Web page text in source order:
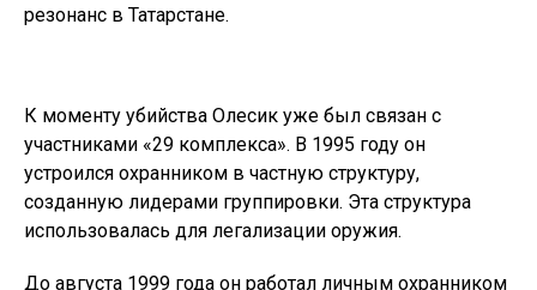
резонанс в Татарстане.
К моменту убийства Олесик уже был связан с
участниками «29 комплекса». В 1995 году он
устроился охранником в частную структуру,
созданную лидерами группировки. Эта структура
использовалась для легализации оружия.
До августа 1999 года он работал личным охранником